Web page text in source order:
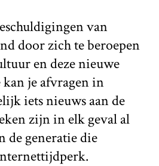
van
door zich te beroepen
en deze nieuwe
je afvragen in
iets nieuws aan de
zijn in elk geval al
de generatie die